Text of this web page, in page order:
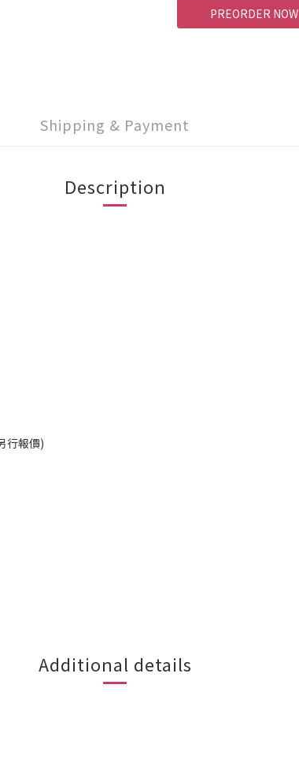
PREORDER NOW
Shipping & Payment
Description
行報價)
Additional details